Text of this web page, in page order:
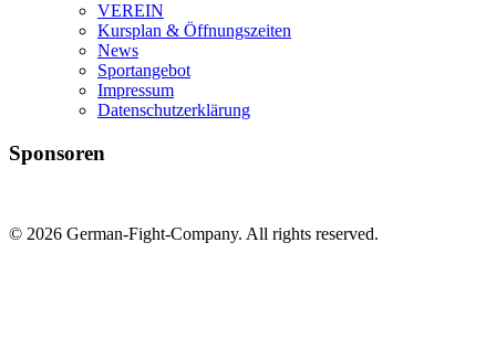
VEREIN
Kursplan & Öffnungszeiten
News
Sportangebot
Impressum
Datenschutzerklärung
Sponsoren
© 2026 German-Fight-Company. All rights reserved.